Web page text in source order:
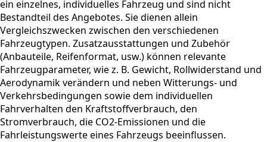
ein einzelnes, individuelles Fahrzeug und sind nicht
Bestandteil des Angebotes. Sie dienen allein
Vergleichszwecken zwischen den verschiedenen
Fahrzeugtypen. Zusatzausstattungen und Zubehör
(Anbauteile, Reifenformat, usw.) können relevante
Fahrzeugparameter, wie z. B. Gewicht, Rollwiderstand und
Aerodynamik verändern und neben Witterungs- und
Verkehrsbedingungen sowie dem individuellen
Fahrverhalten den Kraftstoffverbrauch, den
Stromverbrauch, die CO2-Emissionen und die
Fahrleistungswerte eines Fahrzeugs beeinflussen.